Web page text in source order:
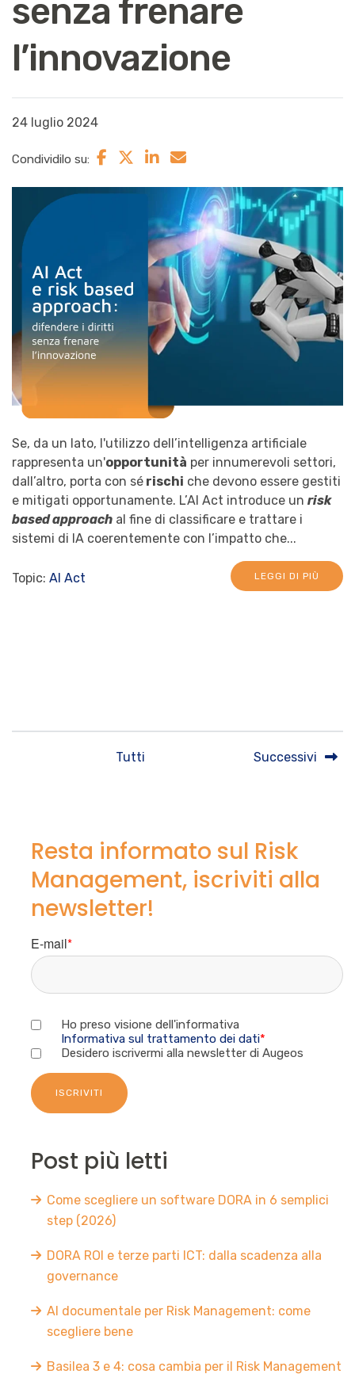
senza frenare
l’innovazione
24 luglio 2024
Condividilo su:
Se, da un lato, l'utilizzo dell’intelligenza artificiale
rappresenta un'opportunità per innumerevoli settori,
dall’altro, porta con sé rischi che devono essere gestiti
e mitigati opportunamente. L’AI Act introduce un risk
based approach al fine di classificare e trattare i
sistemi di IA coerentemente con l’impatto che...
Topic: AI Act LEGGI DI PIÙ
Tutti Successivi
Resta informato sul Risk
Management, iscriviti alla
newsletter!
E-mail*
Ho preso visione dell'informativa
Informativa sul trattamento dei dati*
Desidero iscrivermi alla newsletter di Augeos
Post più letti
Come scegliere un software DORA in 6 semplici
step (2026)
DORA ROI e terze parti ICT: dalla scadenza alla
governance
AI documentale per Risk Management: come
scegliere bene
Basilea 3 e 4: cosa cambia per il Risk Management